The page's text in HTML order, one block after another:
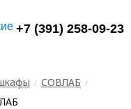
+7 (391) 258-09-23
СОВЛАБ